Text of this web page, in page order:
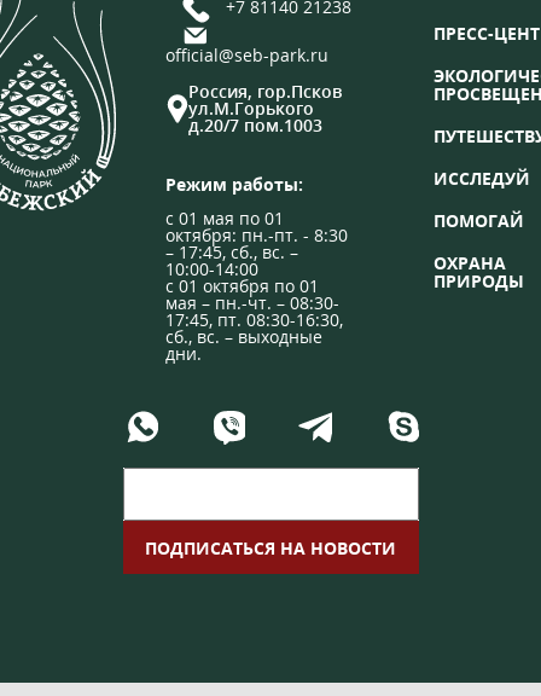
+7 81140 21238
official@seb-park.ru
Россия, гор.Псков
ул.М.Горького
д.20/7 пом.1003
Режим работы:
с 01 мая по 01
октября: пн.-пт. - 8:30
– 17:45, сб., вс. –
10:00-14:00
с 01 октября по 01
мая – пн.-чт. – 08:30-
17:45, пт. 08:30-16:30,
сб., вс. – выходные
дни.
ПРЕСС-
ИССЛЕДУЙ
ПОМОГАЙ
ОХРАНА
ПРИРОДЫ